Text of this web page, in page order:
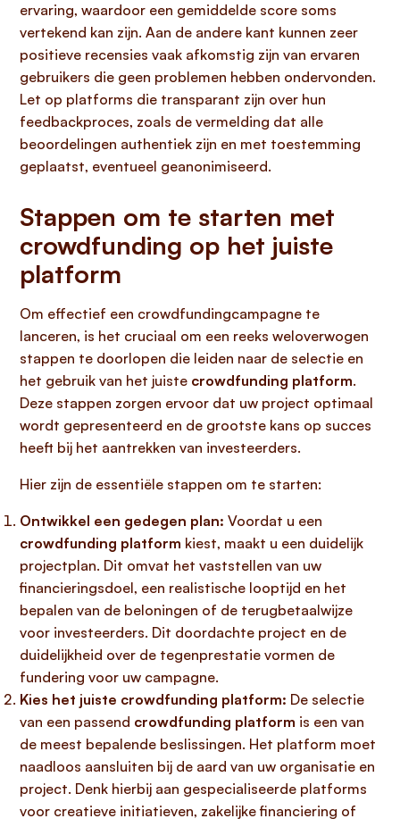
ervaring, waardoor een gemiddelde score soms
vertekend kan zijn. Aan de andere kant kunnen zeer
positieve recensies vaak afkomstig zijn van ervaren
gebruikers die geen problemen hebben ondervonden.
Let op platforms die transparant zijn over hun
feedbackproces, zoals de vermelding dat alle
beoordelingen authentiek zijn en met toestemming
geplaatst, eventueel geanonimiseerd.
Stappen om te starten met
crowdfunding op het juiste
platform
Om effectief een crowdfundingcampagne te
lanceren, is het cruciaal om een reeks weloverwogen
stappen te doorlopen die leiden naar de selectie en
het gebruik van het juiste crowdfunding platform.
Deze stappen zorgen ervoor dat uw project optimaal
wordt gepresenteerd en de grootste kans op succes
heeft bij het aantrekken van investeerders.
Hier zijn de essentiële stappen om te starten:
Ontwikkel een gedegen plan: Voordat u een
crowdfunding platform kiest, maakt u een duidelijk
projectplan. Dit omvat het vaststellen van uw
financieringsdoel, een realistische looptijd en het
bepalen van de beloningen of de terugbetaalwijze
voor investeerders. Dit doordachte project en de
duidelijkheid over de tegenprestatie vormen de
fundering voor uw campagne.
Kies het juiste crowdfunding platform: De selectie
van een passend crowdfunding platform is een van
de meest bepalende beslissingen. Het platform moet
naadloos aansluiten bij de aard van uw organisatie en
project. Denk hierbij aan gespecialiseerde platforms
voor creatieve initiatieven, zakelijke financiering of